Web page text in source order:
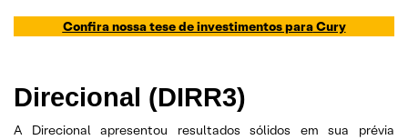
Confira nossa tese de investimentos paraCury
Direcional (DIRR3)
A Direcional apresentou resultados sólidos em sua prévia